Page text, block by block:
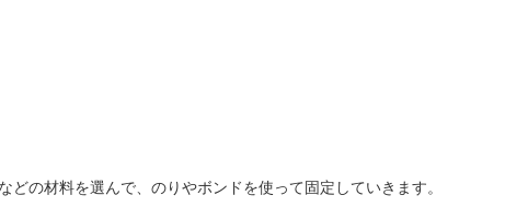
の材料を選んで、のりやボンドを使って固定していきます。